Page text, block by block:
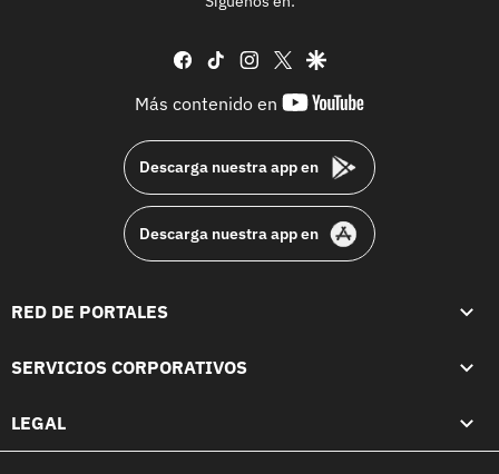
facebook
tiktok instagram
twittergoogle
Más contenido en
youtube-
Descarga nuestra app en
Descarga nuestra app en
RED DE PORTALES
SERVICIOS CORPORATIVOS
LEGAL